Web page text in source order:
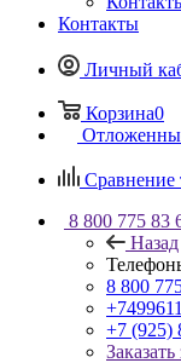
Контакты
Личный
Корзина0
Сравнение
8 800 775 83
Назад
8 800
+7 (925)